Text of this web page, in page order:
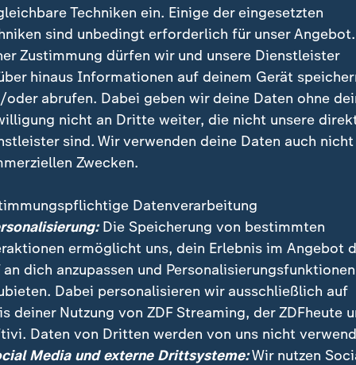
das angekündigte Post-Covid-Programm ein
konkret und dauere, analysiert ZDF-
Techniken ein. Einige der eingesetzten
sind unbedingt erforderlich für unser
Zustimmung dürfen wir und unsere Dienstleister
hinaus Informationen auf deinem Gerät
oder abrufen. Dabei geben wir deine Daten ohne
nicht an Dritte weiter, die nicht unsere
sind. Wir verwenden deine Daten auch nicht
Zwecken.
Datenverarbeitung
Die Speicherung von bestimmten
ermöglicht uns, dein Erlebnis im Angebot
an dich anzupassen und Personalisierungsfunktionen
Dabei personalisieren wir ausschließlich auf
deiner Nutzung von ZDF Streaming, der ZDFheute
Daten von Dritten werden von uns nicht
Media und externe Drittsysteme:Wir nutzen